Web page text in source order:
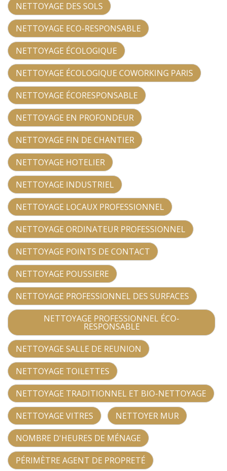
NETTOYAGE DES SOLS
NETTOYAGE ECO-RESPONSABLE
NETTOYAGE ÉCOLOGIQUE
NETTOYAGE ÉCOLOGIQUE COWORKING PARIS
NETTOYAGE ÉCORESPONSABLE
NETTOYAGE EN PROFONDEUR
NETTOYAGE FIN DE CHANTIER
NETTOYAGE HOTELIER
NETTOYAGE INDUSTRIEL
NETTOYAGE LOCAUX PROFESSIONNEL
NETTOYAGE ORDINATEUR PROFESSIONNEL
NETTOYAGE POINTS DE CONTACT
NETTOYAGE POUSSIERE
NETTOYAGE PROFESSIONNEL DES SURFACES
NETTOYAGE PROFESSIONNEL ÉCO-
RESPONSABLE
NETTOYAGE SALLE DE REUNION
NETTOYAGE TOILETTES
NETTOYAGE TRADITIONNEL ET BIO-NETTOYAGE
NETTOYAGE VITRES
NETTOYER MUR
NOMBRE D'HEURES DE MÉNAGE
PÉRIMÈTRE AGENT DE PROPRETÉ